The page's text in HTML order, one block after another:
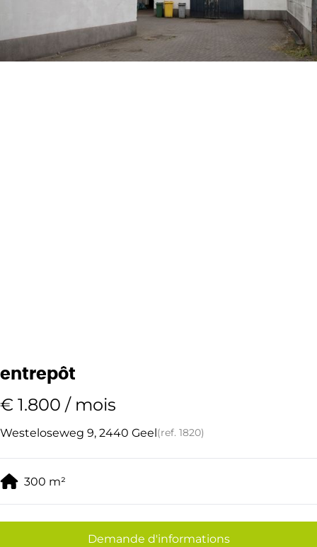
entrepôt
€ 1.800 / mois
Westeloseweg 9, 2440 Geel(ref. 1820)
300 m²
Demande d'informations